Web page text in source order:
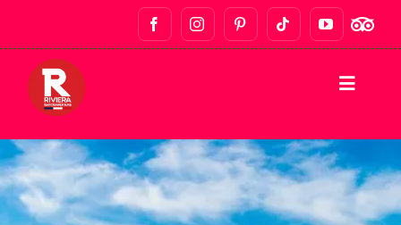
INICIO
RECORRIDOS A PIE